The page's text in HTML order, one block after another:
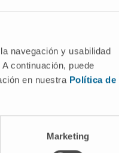
navegación y usabilidad
continuación, puede
en nuestra Política de
Marketing